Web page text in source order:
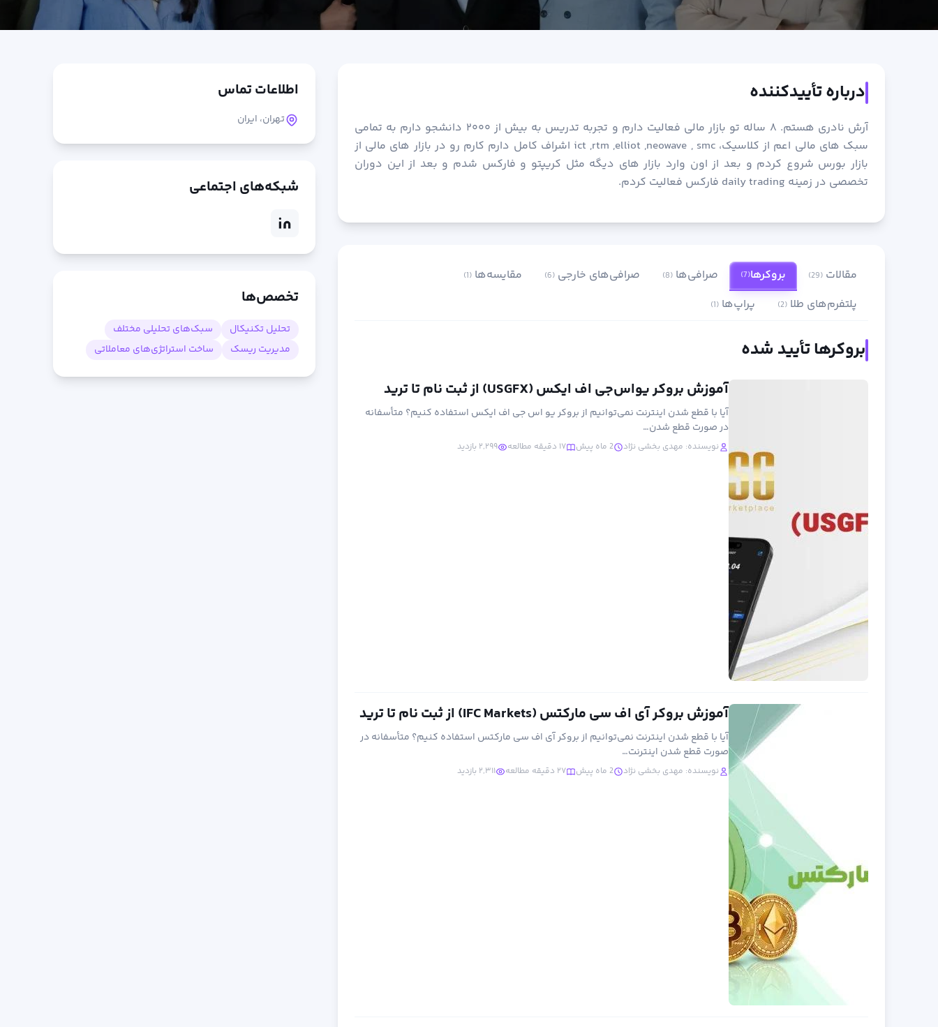
درباره تأییدکننده
آرش نادری هستم. ۸ ساله تو بازار مالی فعالیت دارم و تجربه تدریس به بیش از ۲۰۰۰ دانشجو دارم به تمامی
سبک های مالی اعم از کلاسیک، ict ,rtm ,elliot ,neowave , smc اشراف کامل دارم کارم رو در بازار های مالی از
بازار بورس شروع کردم و بعد از اون وارد بازار های دیگه مثل کریپتو و فارکس شدم و بعد از این دوران
تخصصی در زمینه daily trading فارکس فعالیت کردم.
مقالات (29) بروکرها(7) صرافی‌ها (8) صرافی‌های خارجی (6) مقایسه‌ها (1)
پلتفرم‌های طلا (2) پراپ‌ها (1)
بروکرها تأیید شده
آموزش بروکر یو‌اس‌جی اف ایکس (USGFX) از ثبت نام تا ترید
آیا با قطع شدن اینترنت نمی‌توانیم از بروکر یو اس جی اف ایکس استفاده کنیم؟ متأسفانه
در صورت قطع شدن…
نویسنده: مهدی بخشی نژاد 2 ماه پیش ۱۷ دقیقه مطالعه ۲,۲۹۹ بازدید
آموزش بروکر آی اف سی مارکتس (IFC Markets) از ثبت نام تا ترید
آیا با قطع شدن اینترنت نمی‌توانیم از بروکر آی اف سی مارکتس استفاده کنیم؟ متأسفانه در
صورت قطع شدن اینترنت…
نویسنده: مهدی بخشی نژاد 2 ماه پیش ۲۷ دقیقه مطالعه ۲,۳۱۱ بازدید
اطلاعات تماس
تهران، ایران
شبکه‌های اجتماعی
تخصص‌ها
تحلیل تکنیکال
سبک‌های تحلیلی مختلف
مدیریت ریسک
ساخت استراتژی‌های معاملاتی